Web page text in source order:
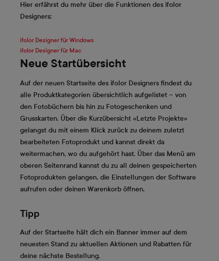
Hier erfährst du mehr über die Funktionen des ifolor
Designers:
ifolor Designer für Windows
ifolor Designer für Mac
Neue Startübersicht
Auf der neuen Startseite des ifolor Designers findest du
alle Produktkategorien übersichtlich aufgelistet – von
den Fotobüchern bis hin zu Fotogeschenken und
Grusskarten. Über die Kurzübersicht «Letzte Projekte»
gelangst du mit einem Klick zurück zu deinem zuletzt
bearbeiteten Fotoprodukt und kannst direkt da
weitermachen, wo du aufgehört hast. Über das Menü am
oberen Seitenrand kannst du zu all deinen gespeicherten
Fotoprodukten gelangen, die Einstellungen der Software
aufrufen oder deinen Warenkorb öffnen.
Tipp
Auf der Startseite hält dich ein Banner immer auf dem
neuesten Stand zu aktuellen Aktionen und Rabatten für
deine nächste Bestellung.